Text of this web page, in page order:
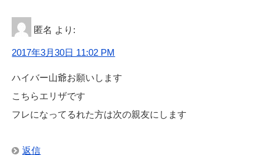
匿名 より:
2017年3月30日 11:02 PM
ハイバー山爺お願いします
こちらエリザです
フレになってるれた方は次の親友にします
返信